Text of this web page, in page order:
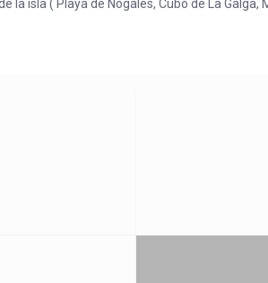
isla ( Playa de Nogales, Cubo de La Galga,